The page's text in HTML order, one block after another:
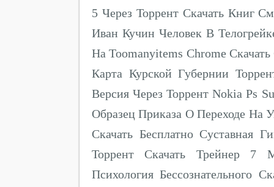
5 Через Торрент Скачать Книг
Иван Кучин Человек В
На Toomanyitems Chrome
Карта Курской Губернии
Версия Через Торрент Nokia Ps
Образец Приказа О Переходе На
Скачать Бесплатно Суставная
Торрент Скачать Трейнер 7
Психология Бессознательного